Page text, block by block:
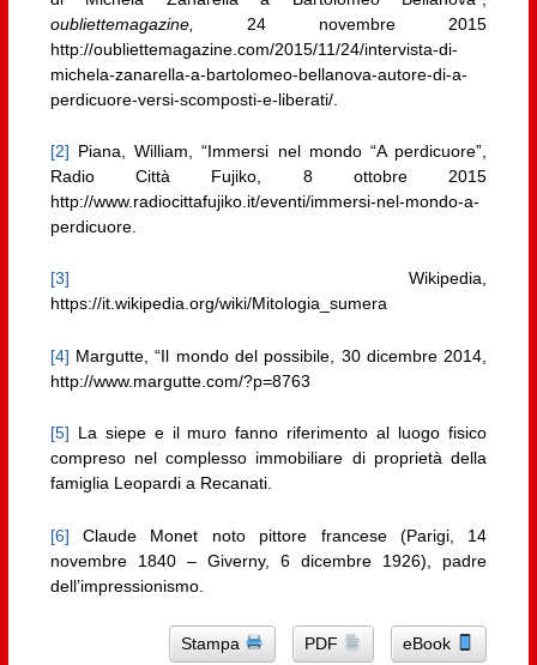
oubliettemagazine,
24 novembre 2015
http://oubliettemagazine.com/2015/11/24/intervista-di-
michela-zanarella-a-bartolomeo-bellanova-autore-di-a-
perdicuore-versi-scomposti-e-liberati/.
[2] Piana, William, “Immersi nel mondo “A perdicuore”,
Radio Città Fujiko, 8 ottobre 2015
http://www.radiocittafujiko.it/eventi/immersi-nel-mondo-a-
perdicuore.
[3] Wikipedia,
https://it.wikipedia.org/wiki/Mitologia_sumera
[4] Margutte, “Il mondo del possibile, 30 dicembre 2014,
http://www.margutte.com/?p=8763
[5] La siepe e il muro fanno riferimento al luogo fisico
compreso nel complesso immobiliare di proprietà della
famiglia Leopardi a Recanati.
[6] Claude Monet noto pittore francese (Parigi, 14
novembre 1840 – Giverny, 6 dicembre 1926), padre
dell’impressionismo.
Stampa PDF eBook